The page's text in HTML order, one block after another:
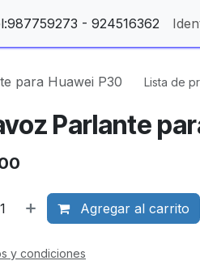
- 924516362
para Huawei P30 Lista de
Parlante
Agregar al carrito
y condiciones